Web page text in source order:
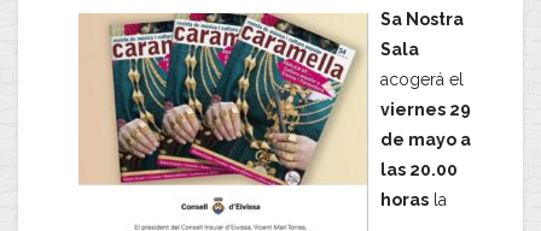
Sa Nostra
Sala
acogerá el
viernes 29
de mayo a
las 20.00
horas la